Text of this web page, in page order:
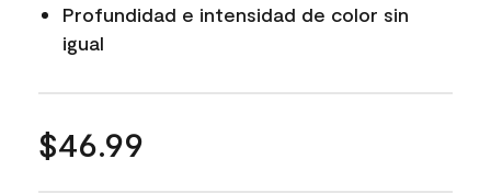
Profundidad e intensidad de color sin
igual
$46.99